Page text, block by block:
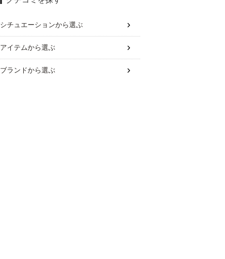
シチュエーションから選ぶ
アイテムから選ぶ
ブランドから選ぶ